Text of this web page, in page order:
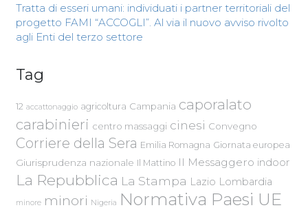
Tratta di esseri umani: individuati i partner territoriali del
progetto FAMI “ACCOGLI”. Al via il nuovo avviso rivolto
agli Enti del terzo settore
Tag
12 accattonaggio agricoltura Campania caporalato
carabinieri centro massaggi cinesi Convegno
Corriere della Sera Emilia Romagna Giornata europea
Giurisprudenza nazionale Il Mattino Il Messaggero indoor
La Repubblica La Stampa Lazio Lombardia
minore minori Nigeria Normativa Paesi UE